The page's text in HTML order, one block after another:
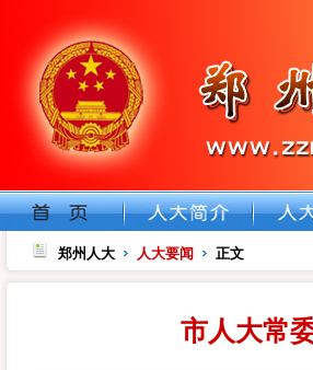
郑州人大 人大要闻 正文
市人大常